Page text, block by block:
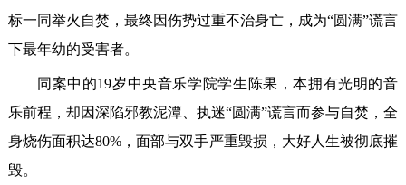
标一同举火自焚，最终因伤势过重不治身亡，成为“圆满”谎言
下最年幼的受害者。
同案中的19岁中央音乐学院学生陈果，本拥有光明的音
乐前程，却因深陷邪教泥潭、执迷“圆满”谎言而参与自焚，全
身烧伤面积达80%，面部与双手严重毁损，大好人生被彻底摧
毁。